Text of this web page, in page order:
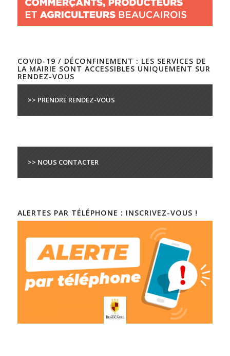
COVID-19 / DÉCONFINEMENT : LES SERVICES DE
LA MAIRIE SONT ACCESSIBLES UNIQUEMENT SUR
RENDEZ-VOUS
>> PRENDRE RENDEZ-VOUS
>> NOUS CONTACTER
ALERTES PAR TÉLÉPHONE : INSCRIVEZ-VOUS !